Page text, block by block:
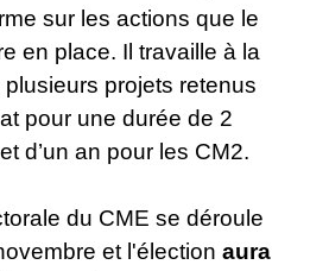
sur les actions que le
en place. Il travaille à la
plusieurs projets retenus
pour une durée de 2
d’un an pour les CM2.
du CME se déroule
et l'élection aura